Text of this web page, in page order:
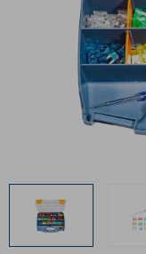
Często
Kontakt
Bezpłatny projekt
+48 81 884 70 94
info@agraled.pl
Inne akcesoria
Często
Sprawdź wszystko